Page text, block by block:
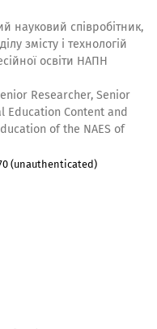
науковий співробітник,
змісту і технологій
освіти НАПН
Researcher, Senior
Education Content and
of the NAES of
(unauthenticated)